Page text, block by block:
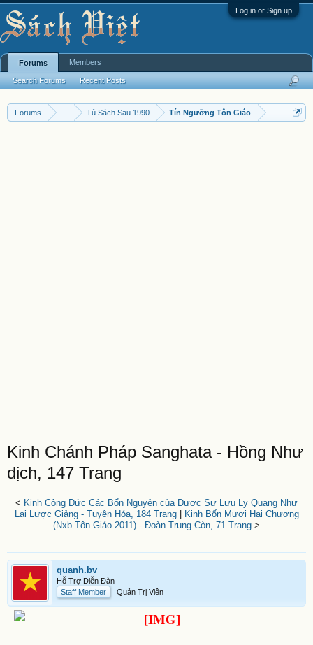
Log in or Sign up
Forums Tủ Sách Sau 1990 Tín Ngưỡng Tôn Giáo
Kinh Chánh Pháp Sanghata - Hồng Như
dịch, 147 Trang
< Kinh Công Đức Các Bổn Nguyện của Dược Sư Lưu Ly Quang Như
Lai Lược Giảng - Tuyên Hóa, 184 Trang|
Kinh Bốn Mươi Hai Chương
(Nxb Tôn Giáo 2011) - Đoàn Trung Còn, 71 Trang >
quanh.bv
Hỗ Trợ Diễn Đàn
Staff Member
Quản Trị Viên
Forums
Search Forums Recent Posts
Members